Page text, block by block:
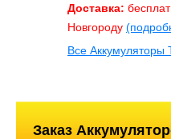
Доставка:
Новгороду
Все Аккумуляторы
Заказ